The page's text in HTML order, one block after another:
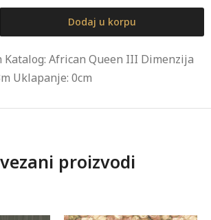
Dodaj u korpu
Katalog: African Queen III Dimenzija
Uklapanje: 0cm
proizvodi